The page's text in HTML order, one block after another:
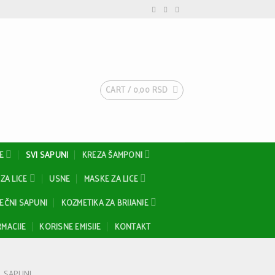
CART / 0,00 RSD
SVI SAPUNI
KREZA ŠAMPONI
LICE USNE
MASKE ZA LICE
SAPUNI
KOZMETIKA ZA BRIJANJE
KORISNE EMISIJE KONTAKT